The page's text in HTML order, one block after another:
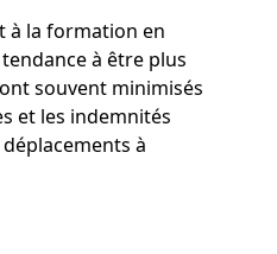
à la formation en
à être plus
souvent minimisés
et les indemnités
à